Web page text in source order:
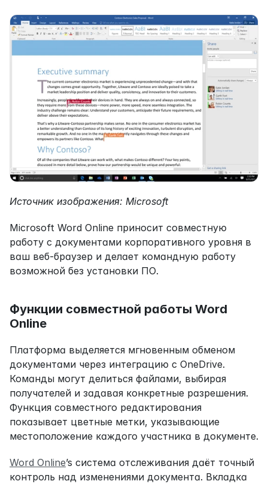
Источник изображения: Microsoft
Microsoft Word Online приносит совместную
работу с документами корпоративного уровня в
ваш веб-браузер и делает командную работу
возможной без установки ПО.
Функции совместной работы Word
Online
Платформа выделяется мгновенным обменом
документами через интеграцию с OneDrive.
Команды могут делиться файлами, выбирая
получателей и задавая конкретные разрешения.
Функция совместного редактирования
показывает цветные метки, указывающие
местоположение каждого участника в документе.
Word Online’s система отслеживания даёт точный
контроль над изменениями документа. Вкладка